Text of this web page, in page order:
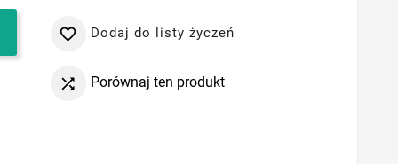
 Dodaj do listy życzeń
 Porównaj ten produkt